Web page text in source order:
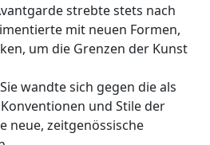
strebte stets nach
mit neuen Formen,
um die Grenzen der Kunst
wandte sich gegen die als
und Stile der
neue, zeitgenössische